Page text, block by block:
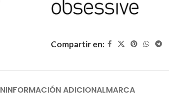
Compartir en:
INFORMACIÓN ADICIONALMARCA